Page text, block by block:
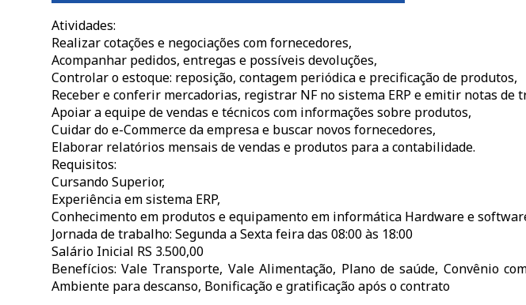
Atividades:
Realizar cotações e negociações com fornecedores,
Acompanhar pedidos, entregas e possíveis devoluções,
Controlar o estoque: reposição, contagem periódica e precificação de produtos,
Receber e conferir mercadorias, registrar NF no sistema ERP e emitir notas de
Apoiar a equipe de vendas e técnicos com informações sobre produtos,
Cuidar do e-Commerce da empresa e buscar novos fornecedores,
Elaborar relatórios mensais de vendas e produtos para a contabilidade.
Requisitos:
Cursando Superior,
Experiência em sistema ERP,
Conhecimento em produtos e equipamento em informática Hardware e
Jornada de trabalho: Segunda a Sexta feira das 08:00 às 18:00
Salário Inicial RS 3.500,00
Benefícios: Vale Transporte, Vale Alimentação, Plano de saúde, Convênio
Ambiente para descanso, Bonificação e gratificação após o contrato